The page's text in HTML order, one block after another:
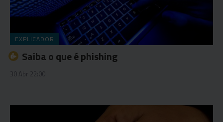
EXPLICADOR
Saiba o que é phishing
30 Abr 22:00